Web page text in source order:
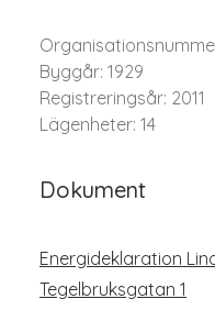
Byggår: 1929
Registreringsår: 2011
Lägenheter: 14
Dokument
Energideklaration
Tegelbruksgatan 1